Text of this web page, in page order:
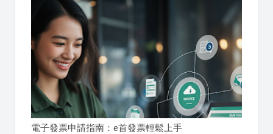
電子發票申請指南：e首發票輕鬆上手